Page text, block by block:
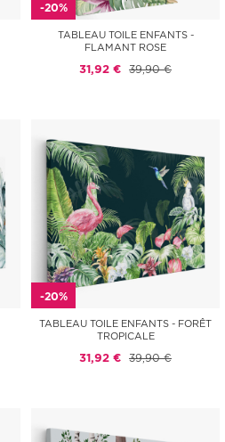
-20%
TABLEAU TOILE ENFANTS -
FLAMANT ROSE
31,92 € 39,90 €
-20%
TABLEAU TOILE ENFANTS - FORÊT
TROPICALE
31,92 € 39,90 €